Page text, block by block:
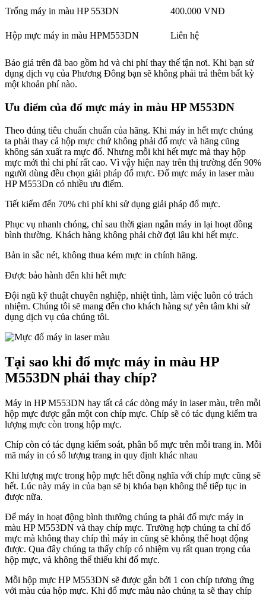
Trống máy in màu HP 553DN 400.000 VNĐ
Hộp mực máy in màu HPM553DN Liên hệ
Báo giá trên đã bao gồm hd và chi phí thay thế tận nơi. Khi bạn sử
dụng dịch vụ của Phương Đông bạn sẽ không phải trả thêm bất kỳ
một khoản phí nào.
Ưu điểm của đổ mực máy in màu HP M553DN
Theo đúng tiêu chuẩn chuẩn của hãng. Khi máy in hết mực chúng
ta phải thay cả hộp mực chứ không phải đổ mực và hãng cũng
không sản xuất ra mực đổ. Nhưng mỗi khi hết mực mà thay hộp
mực mới thì chi phí rất cao. Vì vậy hiện nay trên thị trường đến 90%
người dùng đều chọn giải pháp đổ mực. Đổ mực máy in laser màu
HP M553Dn có nhiều ưu điểm.
Tiết kiểm đến 70% chi phí khi sử dụng giải pháp đổ mực.
Phục vụ nhanh chóng, chỉ sau thời gian ngắn máy in lại hoạt đồng
bình thường. Khách hàng không phải chờ đợi lâu khi hết mực.
Bản in sắc nét, không thua kém mực in chính hãng.
Được bảo hành đến khi hết mực
Đội ngũ kỹ thuật chuyên nghiệp, nhiệt tình, làm việc luôn có trách
nhiệm. Chúng tôi sẽ mang đến cho khách hàng sự yên tâm khi sử
dụng dịch vụ của chúng tôi.
Tại sao khi đổ mực máy in màu HP
M553DN phải thay chíp?
Máy in HP M553DN hay tất cả các dòng máy in laser màu, trên mỗi
hộp mực được gắn một con chíp mực. Chíp sẽ có tác dụng kiểm tra
lượng mực còn trong hộp mực.
Chíp còn có tác dụng kiểm soát, phân bổ mực trên mỗi trang in. Mỗi
mã máy in có số lượng trang in quy định khác nhau
Khi lượng mực trong hộp mực hết đồng nghĩa với chíp mực cũng sẽ
hết. Lúc này máy in của bạn sẽ bị khóa bạn không thể tiếp tục in
được nữa.
Để máy in hoạt động bình thưởng chúng ta phải đổ mực máy in
màu HP M553DN và thay chíp mực. Trường hợp chúng ta chỉ đổ
mực mà không thay chíp thì máy in cũng sẽ không thể hoạt động
được. Qua đây chúng ta thấy chíp có nhiệm vụ rất quan trọng của
hộp mực, và không thể thiếu khi đổ mực.
Mỗi hộp mực HP M553DN sẽ được gắn bởi 1 con chíp tương ứng
với màu của hộp mực. Khi đổ mực màu nào chúng ta sẽ thay chíp